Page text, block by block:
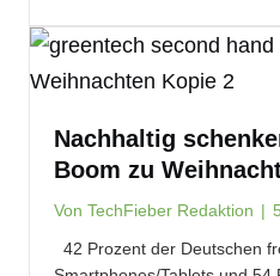
Nachhaltig
Boom zu
Von TechFieber Redaktion |
42 Prozent der Deutschen